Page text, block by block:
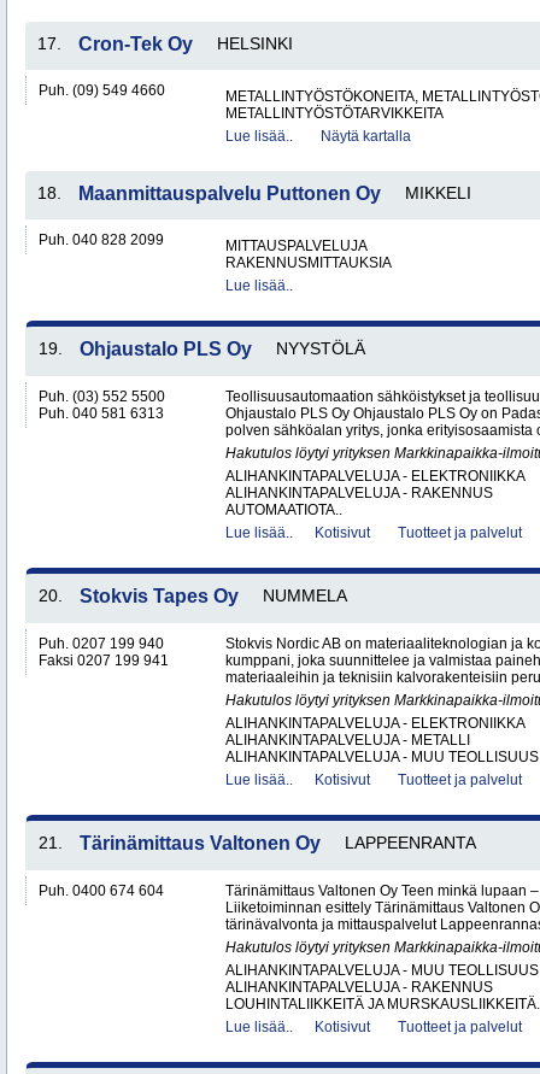
17. Cron-Tek Oy HELSINKI
Puh. (09) 549 4660
METALLINTYÖSTÖKONEITA,
METALLINTYÖSTÖTARVIKKEITA
Lue lisää..
Näytä kartalla
18. Maanmittauspalvelu Puttonen Oy MIKKELI
Puh. 040 828 2099
MITTAUSPALVELUJA
RAKENNUSMITTAUKSIA
Lue lisää..
19. Ohjaustalo PLS Oy NYYSTÖLÄ
Puh. (03) 552 5500
Puh. 040 581 6313
Teollisuusautomaation sähköistykset ja
Ohjaustalo PLS Oy Ohjaustalo PLS Oy on
polven sähköalan yritys, jonka erityisosaamista
Hakutulos löytyi yrityksen Markkinapaikka-
ALIHANKINTAPALVELUJA - ELEKTRONIIKKA
ALIHANKINTAPALVELUJA - RAKENNUS
AUTOMAATIOTA..
Lue lisää..
Kotisivut Tuotteet ja palvelut
20. Stokvis Tapes Oy NUMMELA
Puh. 0207 199 940
Faksi 0207 199 941
Stokvis Nordic AB on materiaaliteknologian ja
kumppani, joka suunnittelee ja valmistaa
materiaaleihin ja teknisiin kalvorakenteisiin
Hakutulos löytyi yrityksen Markkinapaikka-
ALIHANKINTAPALVELUJA - ELEKTRONIIKKA
ALIHANKINTAPALVELUJA - METALLI
ALIHANKINTAPALVELUJA - MUU
Lue lisää..
Kotisivut Tuotteet ja palvelut
21. Tärinämittaus Valtonen Oy LAPPEENRANTA
Puh. 0400 674 604
Tärinämittaus Valtonen Oy Teen minkä lupaan
Liiketoiminnan esittely Tärinämittaus Valtonen
tärinävalvonta ja mittauspalvelut
Hakutulos löytyi yrityksen Markkinapaikka-
ALIHANKINTAPALVELUJA - MUU TEOLLISUUS
ALIHANKINTAPALVELUJA - RAKENNUS
LOUHINTALIIKKEITÄ JA
Lue lisää..
Kotisivut Tuotteet ja palvelut